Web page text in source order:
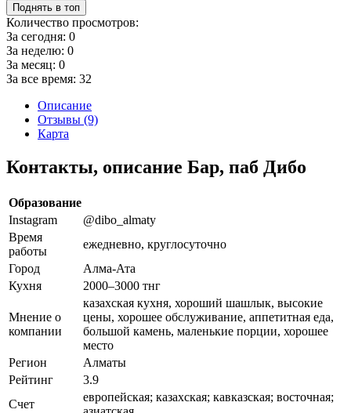
Поднять в топ
Количество просмотров:
За сегодня: 0
За неделю: 0
За месяц: 0
За все время: 32
Описание
Отзывы (9)
Карта
Контакты, описание Бар, паб Дибо
Образование
Instagram
@dibo_almaty
Время
работы
ежедневно, круглосуточно
Город
Алма-Ата
Кухня
2000–3000 тнг
Мнение о
компании
казахская кухня, хороший шашлык, высокие
цены, хорошее обслуживание, аппетитная еда,
большой камень, маленькие порции, хорошее
место
Регион
Алматы
Рейтинг
3.9
Счет
европейская; казахская; кавказская; восточная;